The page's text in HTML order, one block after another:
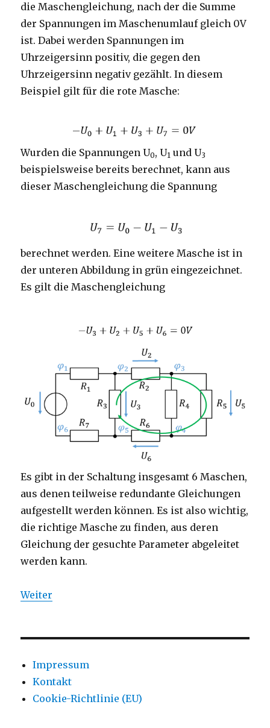
die Maschengleichung, nach der die Summe
der Spannungen im Maschenumlauf gleich 0V
ist. Dabei werden Spannungen im
Uhrzeigersinn positiv, die gegen den
Uhrzeigersinn negativ gezählt. In diesem
Beispiel gilt für die rote Masche:
Wurden die Spannungen U0, U1 und U3
beispielsweise bereits berechnet, kann aus
dieser Maschengleichung die Spannung
berechnet werden. Eine weitere Masche ist in
der unteren Abbildung in grün eingezeichnet.
Es gilt die Maschengleichung
Es gibt in der Schaltung insgesamt 6 Maschen,
aus denen teilweise redundante Gleichungen
aufgestellt werden können. Es ist also wichtig,
die richtige Masche zu finden, aus deren
Gleichung der gesuchte Parameter abgeleitet
werden kann.
Weiter
Impressum
Kontakt
Cookie-Richtlinie (EU)